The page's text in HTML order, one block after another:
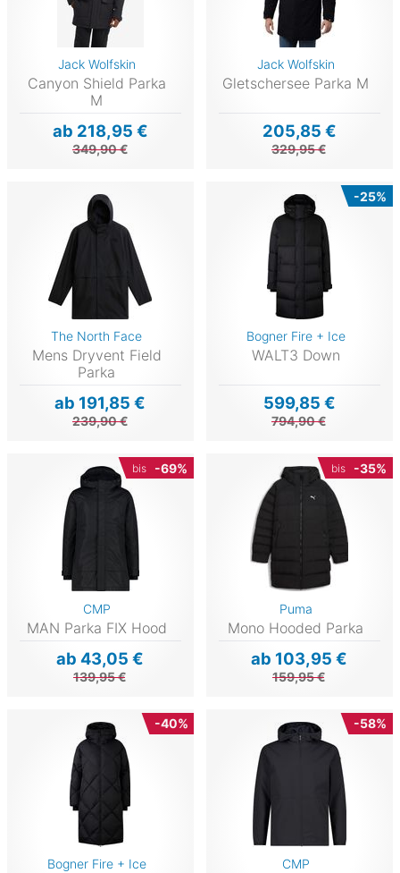
Jack Wolfskin
Canyon Shield Parka
M
ab 218,95 €
349,90 €
Jack Wolfskin
Gletschersee Parka M
205,85 €
329,95 €
The North Face
Mens Dryvent Field
Parka
ab 191,85 €
239,90 €
-25%
Bogner Fire + Ice
WALT3 Down
599,85 €
794,90 €
bis -69%
CMP
MAN Parka FIX Hood
ab 43,05 €
139,95 €
bis -35%
Puma
Mono Hooded Parka
ab 103,95 €
159,95 €
-40%
Bogner Fire + Ice
-58%
CMP